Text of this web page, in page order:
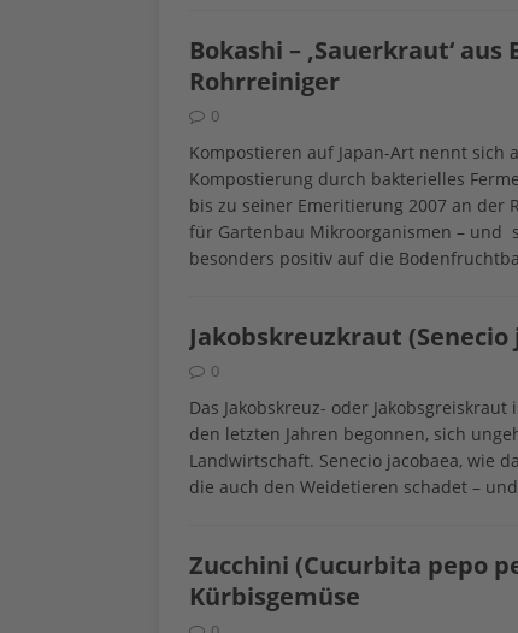
Bokashi – ‚Sauerkraut‘
Rohrreiniger
0
Kompostieren auf Japan-Art nennt sich
Kompostierung durch bakterielles
bis zu seiner Emeritierung 2007 an der
für Gartenbau Mikroorganismen – und
besonders positiv auf die
Jakobskreuzkraut
0
Das Jakobskreuz- oder
den letzten Jahren begonnen, sich
Landwirtschaft. Senecio jacobaea, wie
die auch den Weidetieren schadet –
Zucchini (Cucurbita pepo
Kürbisgemüse